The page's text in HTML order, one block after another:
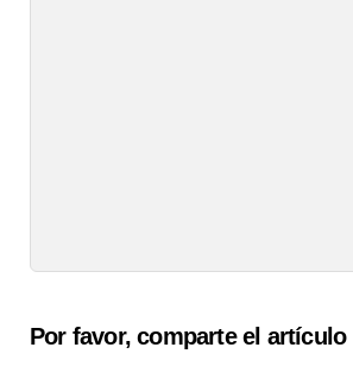
Por favor, comparte el artículo